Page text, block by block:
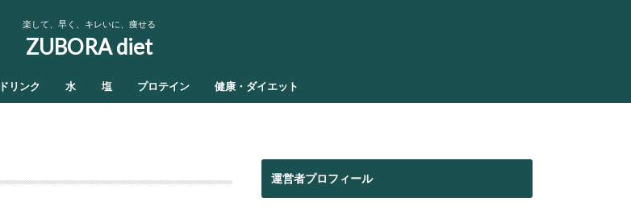
楽して、早く、キレいに、痩せる
ZUBORA diet
リンク 水 塩 プロテイン 健康・ダイエット
運営者プロフィール